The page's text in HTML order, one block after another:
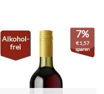
Alkohol-
frei
7%
€1,57
sparen